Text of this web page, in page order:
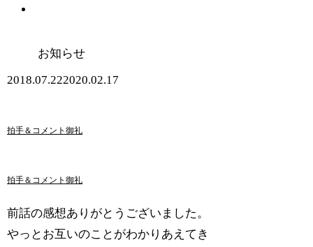
お知らせ
2018.07.222020.02.17
拍手＆コメント御礼
拍手＆コメント御礼
前話の感想ありがとうございました。
やっとお互いのことがわかりあえてき